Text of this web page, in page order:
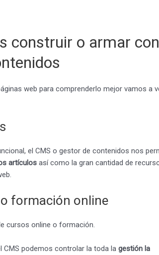
construir o armar
web para comprenderlo mejor vamos a
el CMS o gestor de contenidos nos
artículosasí como la gran cantidad de
formación online
cursos online o formación.
CMS podemos controlar la toda la gestión la